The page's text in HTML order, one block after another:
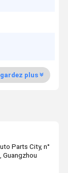
plus
Parts City, n°
Guangzhou